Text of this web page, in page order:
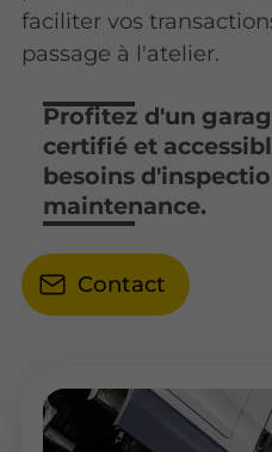
faciliter vos
passage à l'atelier.
Profitez d'un
certifié et
besoins
maintenance.
Contact